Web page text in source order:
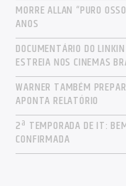
MORRE ALLAN “PURO
ANOS
DOCUMENTÁRIO DO
ESTREIA NOS CINEMAS
WARNER TAMBÉM
APONTA RELATÓRIO
2ª TEMPORADA DE IT:
CONFIRMADA